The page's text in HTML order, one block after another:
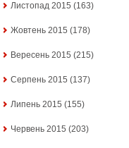
Листопад 2015 (163)
Жовтень 2015 (178)
Вересень 2015 (215)
Серпень 2015 (137)
Липень 2015 (155)
Червень 2015 (203)